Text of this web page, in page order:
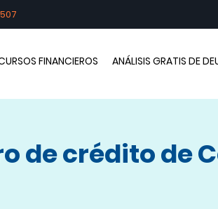
FINANCIEROS ANÁLISIS GRATIS DE
de crédito de